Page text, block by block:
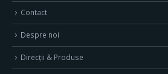
Contact
Despre noi
Direcţii & Produse